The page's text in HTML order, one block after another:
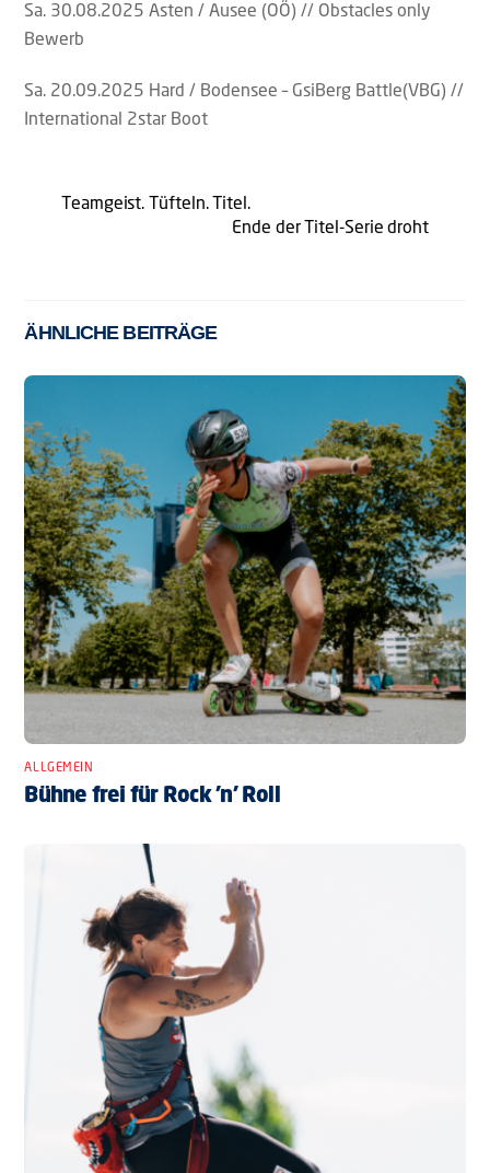
Sa. 30.08.2025 Asten / Ausee (OÖ) // Obstacles only
Bewerb
Sa. 20.09.2025 Hard / Bodensee – GsiBerg Battle(VBG) //
International 2star Boot
Teamgeist. Tüfteln. Titel.
Ende der Titel-Serie droht
ÄHNLICHE BEITRÄGE
ALLGEMEIN
Bühne frei für Rock ’n’ Roll